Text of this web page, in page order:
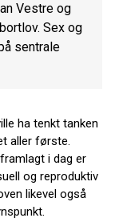
Vestre og
Sex og
sentrale
ha tenkt tanken
aller første.
i dag er
og reproduktiv
likevel også